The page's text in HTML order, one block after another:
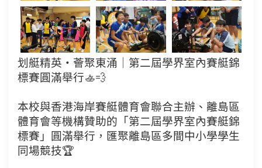
划艇精英・薈聚東涌｜第二屆學界室內賽艇錦
標賽圓滿舉行🚣💨
本校與香港海岸賽艇體育會聯合主辦、離島區
體育會等機構贊助的「第二屆學界室內賽艇錦
標賽」圓滿舉行，匯聚離島區多間中小學學生
同場競技🏆